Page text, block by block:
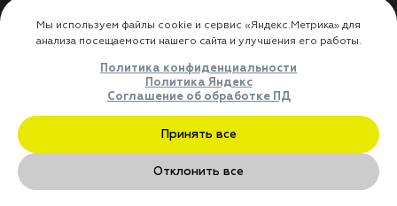
Использование
использования личных
Оферта
Доставка
Где купить
ДЛЯ ПАРТНЁРОВ
Преимущества
Мы используем файлы cookie и сервис «Яндекс.Метрика»